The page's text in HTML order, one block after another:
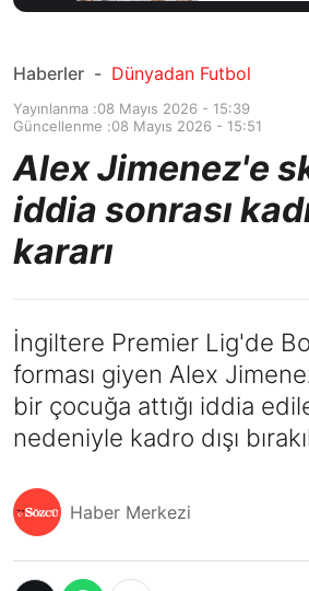
Haberler - Dünyadan Futbol
Yayınlanma :08 Mayıs 2026 - 15:39
Güncellenme :08 Mayıs 2026 - 15:51
Alex Jimenez'e
iddia sonrası
kararı
İngiltere Premier Lig'de
forması giyen Alex
bir çocuğa attığı iddia
nedeniyle kadro dışı
Haber Merkezi